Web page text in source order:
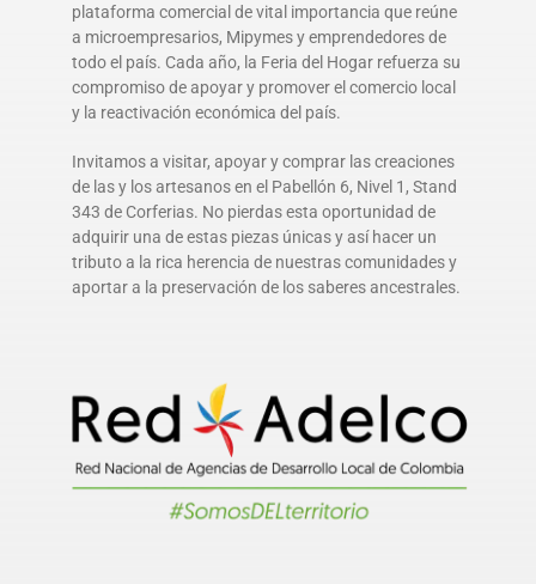
plataforma comercial de vital importancia que reúne
a microempresarios, Mipymes y emprendedores de
todo el país. Cada año, la Feria del Hogar refuerza su
compromiso de apoyar y promover el comercio local
y la reactivación económica del país.
Invitamos a visitar, apoyar y comprar las creaciones
de las y los artesanos en el Pabellón 6, Nivel 1, Stand
343 de Corferias. No pierdas esta oportunidad de
adquirir una de estas piezas únicas y así hacer un
tributo a la rica herencia de nuestras comunidades y
aportar a la preservación de los saberes ancestrales.